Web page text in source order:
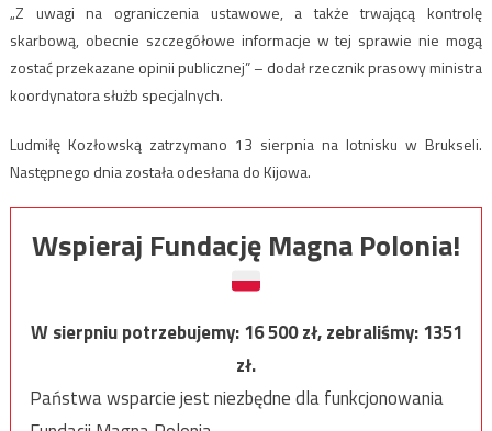
„Z uwagi na ograniczenia ustawowe, a także trwającą kontrolę
skarbową, obecnie szczegółowe informacje w tej sprawie nie mogą
zostać przekazane opinii publicznej” – dodał rzecznik prasowy ministra
koordynatora służb specjalnych.
Ludmiłę Kozłowską zatrzymano 13 sierpnia na lotnisku w Brukseli.
Następnego dnia została odesłana do Kijowa.
Wspieraj Fundację Magna Polonia!
W sierpniu potrzebujemy:16 500zł, zebraliśmy:1351
zł.
Państwa wsparcie jest niezbędne dla funkcjonowania